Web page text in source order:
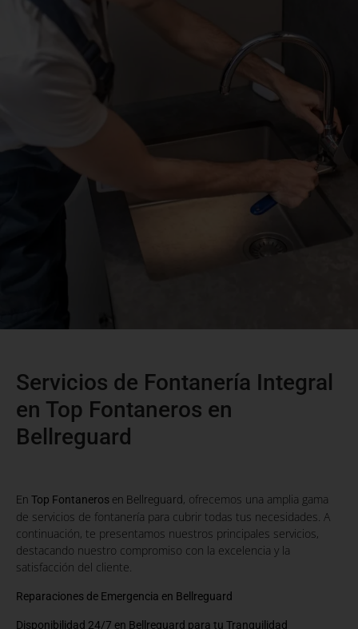
Servicios de Fontanería Integral
en Top Fontaneros en
Bellreguard
En Top Fontaneros en Bellreguard, ofrecemos una amplia gama
de servicios de fontanería para cubrir todas tus necesidades. A
continuación, te presentamos nuestros principales servicios,
destacando nuestro compromiso con la excelencia y la
satisfacción del cliente.
Reparaciones de Emergencia en Bellreguard
Disponibilidad 24/7 en Bellreguard para tu Tranquilidad